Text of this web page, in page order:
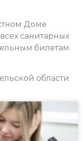
Доме
санитарных
билетам.
области